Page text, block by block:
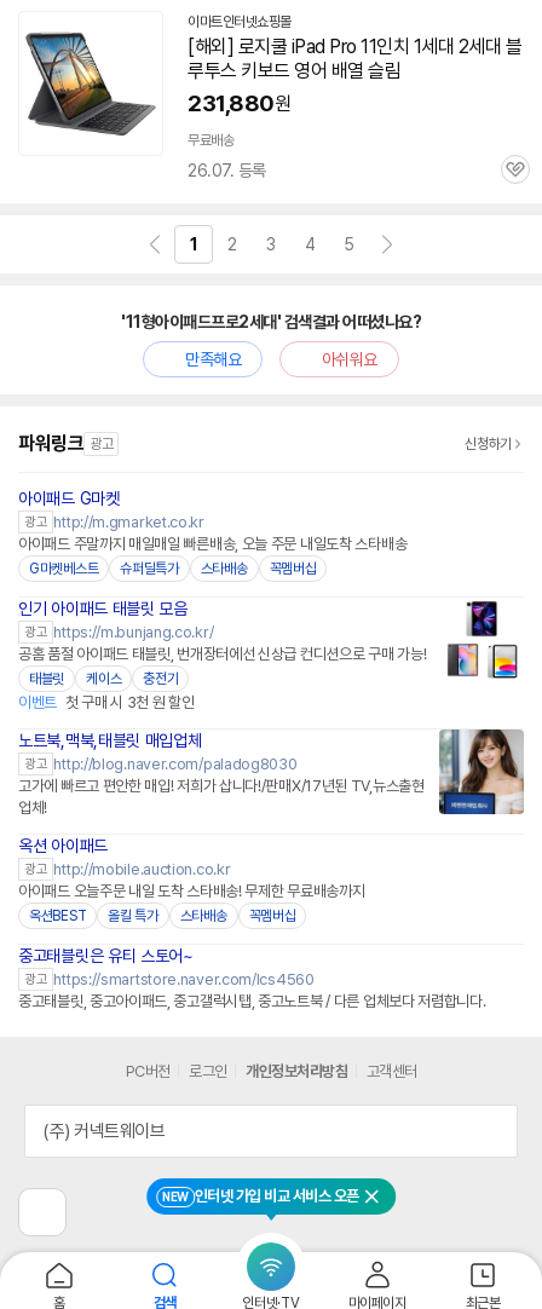
이마트인터넷쇼핑몰
[해외] 로지쿨 iPad Pro 11인치 1세대 2세대 블
루투스 키보드 영어 배열 슬림
231,880원
무료배송
26.07. 등록
관
1 2 3 4 5
'11형아이패드프로2세대' 검색결과 어떠셨나요?
만족해요
아쉬워요
파워링크 광고 신청하기
아이패드 G마켓
광고 http://m.gmarket.co.kr
아이패드 주말까지 매일매일 빠른배송, 오늘 주문 내일도착 스타배송
G마켓베스트 슈퍼딜특가 스타배송 꼭멤버십
인기 아이패드 태블릿 모음
광고 https://m.bunjang.co.kr/
공홈 품절 아이패드 태블릿, 번개장터에선 신상급 컨디션으로 구매 가능!
태블릿 케이스 충전기
이벤트 첫 구매 시 3천 원 할인
노트북,맥북,태블릿 매입업체
광고 http://blog.naver.com/paladog8030
고가에 빠르고 편안한 매입! 저희가 삽니다!/판매X/17년된 TV,뉴스출현
업체!
옥션 아이패드
광고 http://mobile.auction.co.kr
아이패드 오늘주문 내일 도착 스타배송! 무제한 무료배송까지
옥션BEST 올킬 특가 스타배송 꼭멤버십
중고태블릿은 유티 스토어~
광고 https://smartstore.naver.com/lcs4560
중고태블릿, 중고아이패드, 중고갤럭시탭, 중고노트북 / 다른 업체보다 저렴합니다.
전
페
이
지
NEW 인터넷 가입 비교 서비스 오픈 닫기
홈 검색 인터넷·TV 마이페이지 최근본
PC버전 로그인 개인정보처리방침 고객센터
(주) 커넥트웨이브